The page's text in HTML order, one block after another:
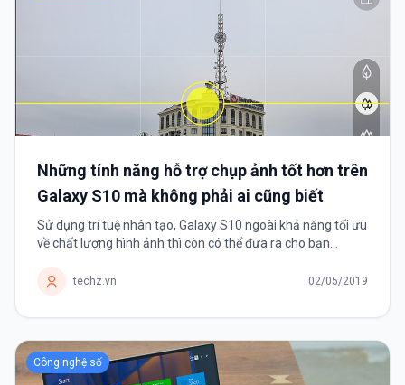
Những tính năng hỗ trợ chụp ảnh tốt hơn trên
Galaxy S10 mà không phải ai cũng biết
Sử dụng trí tuệ nhân tạo, Galaxy S10 ngoài khả năng tối ưu
về chất lượng hình ảnh thì còn có thể đưa ra cho bạn
chỉnh”.techz.vn 02/05/2019
Công nghệ số